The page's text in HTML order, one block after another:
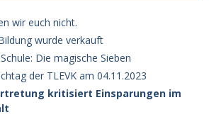
wir euch nicht.
wurde verkauft
Die magische Sieben
der TLEVK am 04.11.2023
kritisiert Einsparungen im